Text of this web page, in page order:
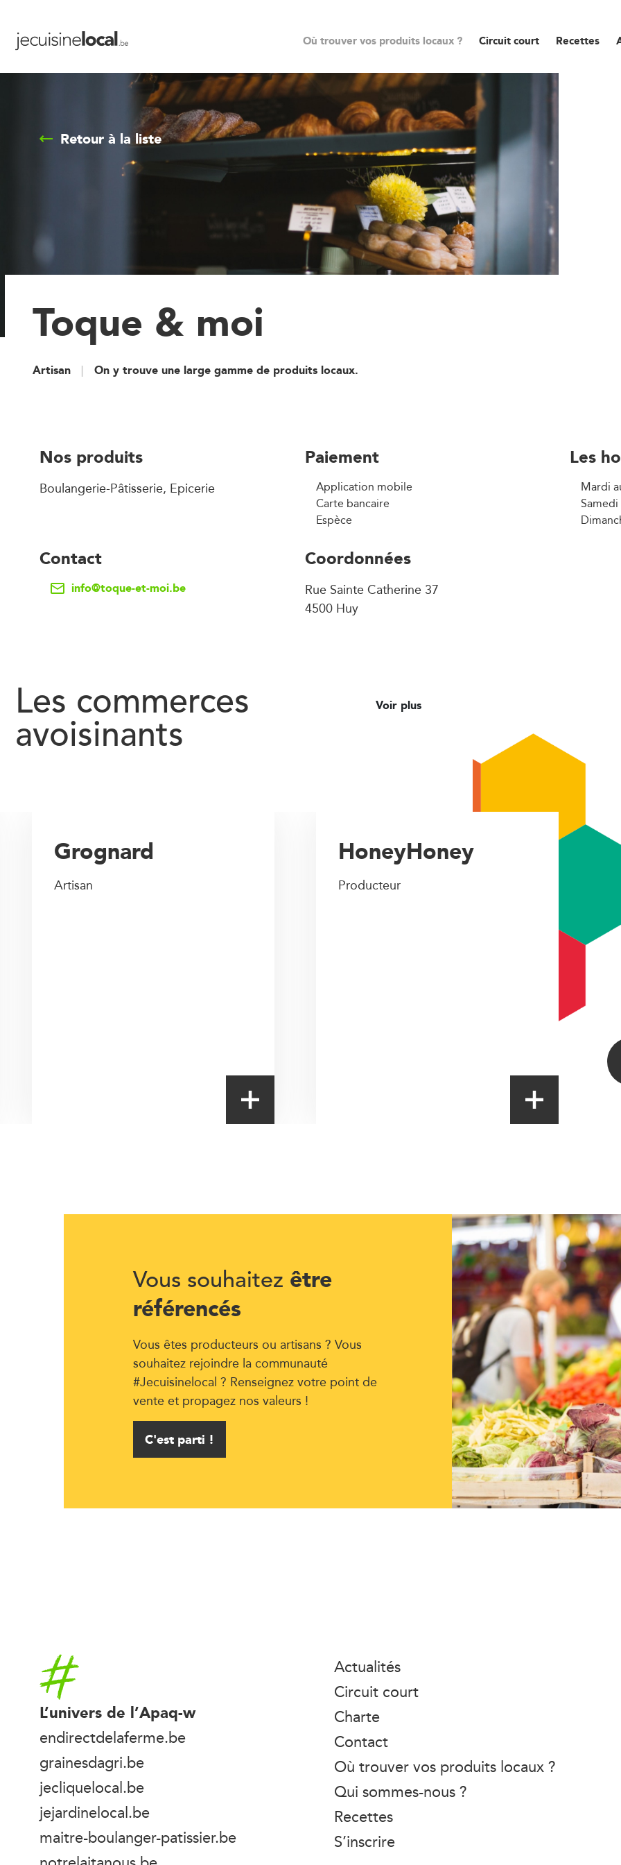
Où trouver vos produits locaux ? Circuit court Recettes
Retour à la liste
Toque & moi
Artisan On y trouve une large gamme de produits locaux.
Nos produits
Boulangerie-Pâtisserie, Epicerie
Paiement
Application mobile
Carte bancaire
Espèce
Les
Mardi
Contact
info@toque-et-moi.be
Coordonnées
Rue Sainte Catherine 37
4500 Huy
Les commerces
avoisinants
Voir plus
HoneyHoney
Producteur
Grognard
Artisan
Vous souhaitez être
référencés
Vous êtes producteurs ou artisans ? Vous
souhaitez rejoindre la communauté
#Jecuisinelocal ? Renseignez votre point de
vente et propagez nos valeurs !
C'est parti !
Accueil
L’univers de l’Apaq-w
endirectdelaferme.be
grainesdagri.be
jecliquelocal.be
jejardinelocal.be
maitre-boulanger-patissier.be
Actualités
Circuit court
Charte
Contact
Où trouver vos produits locaux ?
Qui sommes-nous ?
Recettes
S’inscrire